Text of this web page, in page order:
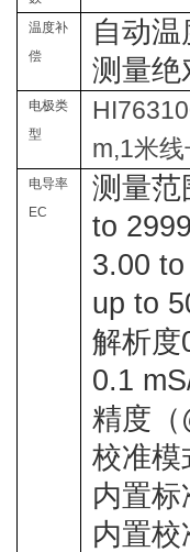
温度补
偿
自动
测量绝
电极类
型
m,1米
电导率
EC
测量范
to
3.00
up to
解析度
0.1
精度
校准模
内置
内置